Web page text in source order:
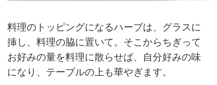
料理のトッピングになるハーブは、グラスに
挿し、料理の脇に置いて。そこからちぎって
お好みの量を料理に散らせば、自分好みの味
になり、テーブルの上も華やぎます。